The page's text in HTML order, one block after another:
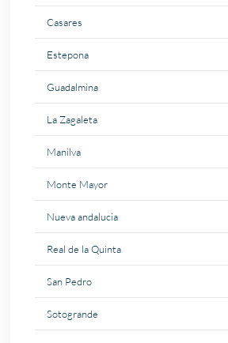
Casares
Estepona
Guadalmina
La Zagaleta
Manilva
Monte Mayor
Nueva andalucia
Real de la Quinta
San Pedro
Sotogrande